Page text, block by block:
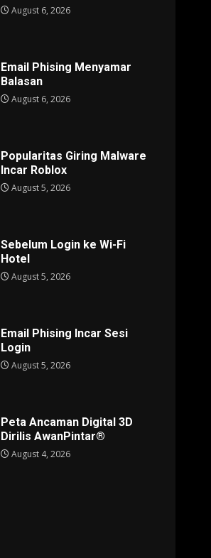
August 6, 2026
Email Phising Menyamar
Balasan
August 6, 2026
Popularitas Giring Malware
Incar Roblox
August 5, 2026
Sebelum Login ke Wi-Fi
Hotel
August 5, 2026
Email Phising Incar Sesi
Login
August 5, 2026
Peta Ancaman Digital 3D
Dirilis AwanPintar®
August 4, 2026